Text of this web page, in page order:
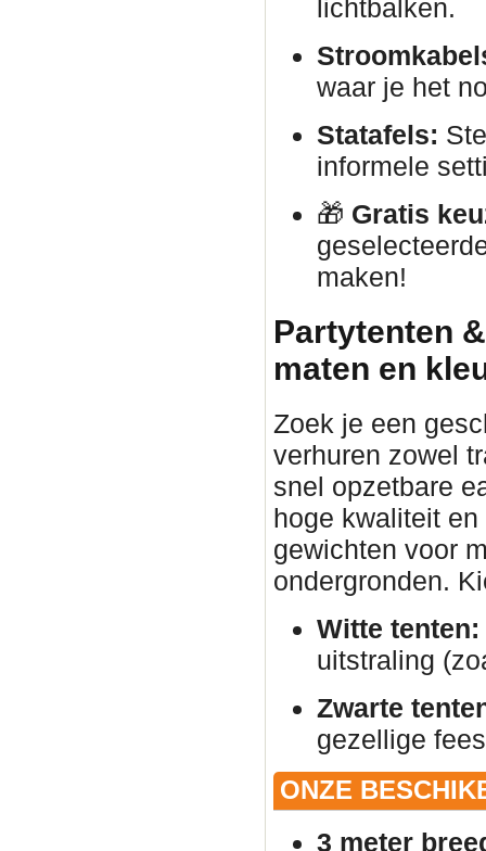
lichtbalken.
waar je het
Statafels:
informele
🎁 Gratis
maken!
Partytenten
maten en
Zoek je een
verhuren zowel
snel opzetbare
hoge kwaliteit
gewichten voor
ondergronden.
Witte tenten:
uitstraling
Zwarte
gezellige
ONZE
3 meter